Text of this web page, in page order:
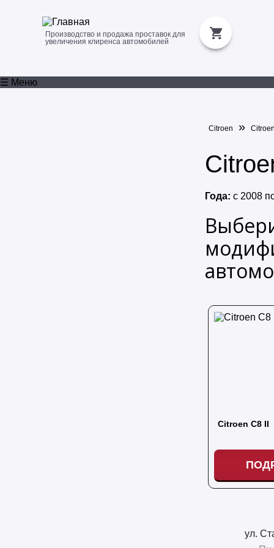
Производство и продажа проставок для
увеличения клиренса автомобилей
☰ Меню
Citroen »
Года: с 2008
Citroen C8 II
ул.